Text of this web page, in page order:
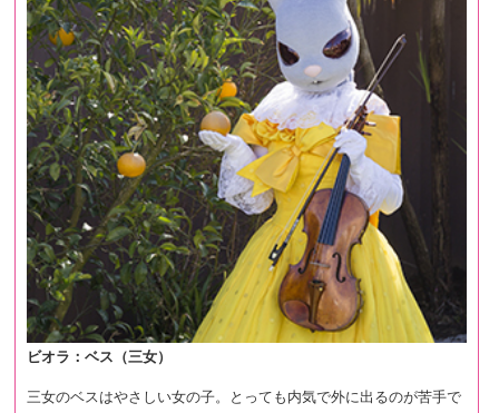
ビオラ：ベス（三女）
三女のベスはやさしい女の子。とっても内気で外に出るのが苦手で